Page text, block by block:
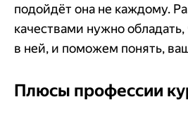
подойдёт она не каждому.
качествами нужно
в ней, и поможем понять,
Плюсы профессии